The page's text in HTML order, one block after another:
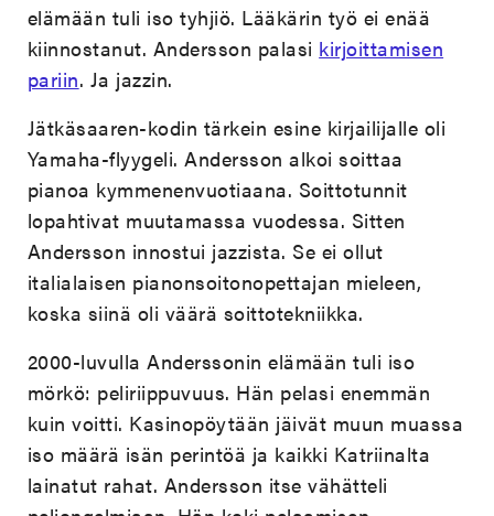
elämään tuli iso tyhjiö. Lääkärin työ ei enää
kiinnostanut. Andersson palasi kirjoittamisen
pariin. Ja jazzin.
Jätkäsaaren-kodin tärkein esine kirjailijalle oli
Yamaha-flyygeli. Andersson alkoi soittaa
pianoa kymmenenvuotiaana. Soittotunnit
lopahtivat muutamassa vuodessa. Sitten
Andersson innostui jazzista. Se ei ollut
italialaisen pianonsoitonopettajan mieleen,
koska siinä oli väärä soittotekniikka.
2000-luvulla Anderssonin elämään tuli iso
mörkö: peliriippuvuus. Hän pelasi enemmän
kuin voitti. Kasinopöytään jäivät muun muassa
iso määrä isän perintöä ja kaikki Katriinalta
lainatut rahat. Andersson itse vähätteli